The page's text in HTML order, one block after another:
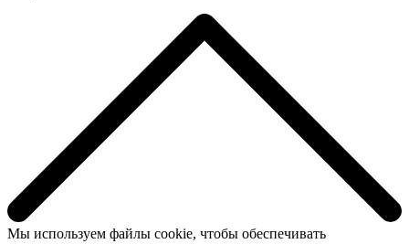
Мы используем файлы cookie, чтобы обеспечивать